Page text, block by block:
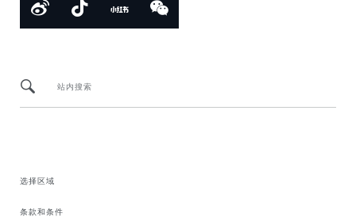
站内搜索
选择区域
条款和条件